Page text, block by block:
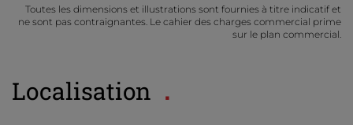
Toutes les dimensions et illustrations sont fournies à titre indicatif et
ne sont pas contraignantes. Le cahier des charges commercial prime
sur le plan commercial.
Localisation